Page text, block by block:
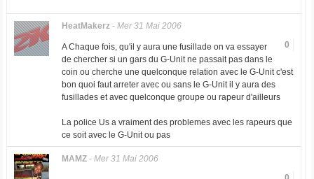
HeatMakerz- Mer 31 Mai 2006
0
A Chaque fois, qu'il y aura une fusillade on va essayer
de chercher si un gars du G-Unit ne passait pas dans le
coin ou cherche une quelconque relation avec le G-Unit c'est
bon quoi faut arreter avec ou sans le G-Unit il y aura des
fusillades et avec quelconque groupe ou rapeur d'ailleurs
La police Us a vraiment des problemes avec les rapeurs que
ce soit avec le G-Unit ou pas
MAMZ- Mer 31 Mai 2006